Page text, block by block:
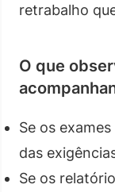
retrabalho
O que
Se os
das
Se os